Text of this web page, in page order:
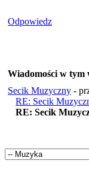
Odpowiedz
Wiadomości w tym
Secik Muzyczny -
RE: Secik
RE: Secik